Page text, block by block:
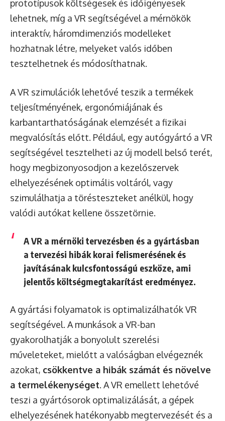
prototípusok költségesek és időigényesek
lehetnek, míg a VR segítségével a mérnökök
interaktív, háromdimenziós modelleket
hozhatnak létre, melyeket valós időben
tesztelhetnek és módosíthatnak.
A VR szimulációk lehetővé teszik a termékek
teljesítményének, ergonómiájának és
karbantarthatóságának elemzését a fizikai
megvalósítás előtt. Például, egy autógyártó a VR
segítségével tesztelheti az új modell belső terét,
hogy megbizonyosodjon a kezelőszervek
elhelyezésének optimális voltáról, vagy
szimulálhatja a törésteszteket anélkül, hogy
valódi autókat kellene összetörnie.
A VR a mérnöki tervezésben és a gyártásban
a tervezési hibák korai felismerésének és
javításának kulcsfontosságú eszköze, ami
jelentős költségmegtakarítást eredményez.
A gyártási folyamatok is optimalizálhatók VR
segítségével. A munkások a VR-ban
gyakorolhatják a bonyolult szerelési
műveleteket, mielőtt a valóságban elvégeznék
azokat, csökkentve a hibák számát és növelve
a termelékenységet. A VR emellett lehetővé
teszi a gyártósorok optimalizálását, a gépek
elhelyezésének hatékonyabb megtervezését és a